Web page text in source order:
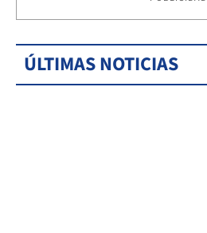
ÚLTIMAS NOTICIAS